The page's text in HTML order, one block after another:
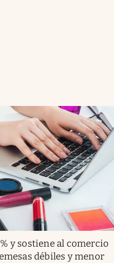
y sostiene al comercio
débiles y menor